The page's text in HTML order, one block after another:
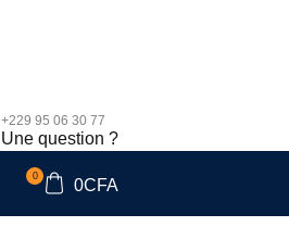
+229 95 06 30 77
Une question ?
0
0CFA